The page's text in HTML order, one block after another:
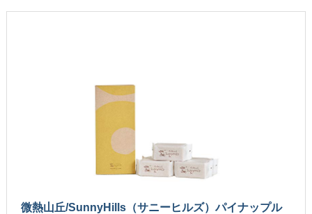
微熱山丘/SunnyHills（サニーヒルズ）パイナップル